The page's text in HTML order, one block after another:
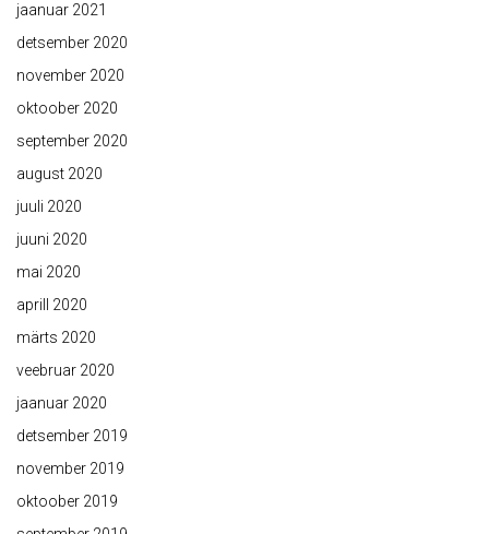
jaanuar 2021
detsember 2020
november 2020
oktoober 2020
september 2020
august 2020
juuli 2020
juuni 2020
mai 2020
aprill 2020
märts 2020
veebruar 2020
jaanuar 2020
detsember 2019
november 2019
oktoober 2019